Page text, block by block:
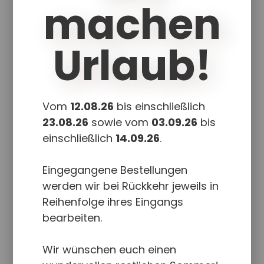
Der Kürbis
10,50€
Enthält 7% red. MwSt.
Lieferzeit: ca. 1-5 Werktage
machen
Urlaub!
Vom 12.08.26 bis einschließlich
23.08.26 sowie vom 03.09.26 bis
einschließlich 14.09.26.
Eingegangene Bestellungen
werden wir bei Rückkehr jeweils in
Reihenfolge ihres Eingangs
bearbeiten.
Wir wünschen euch einen